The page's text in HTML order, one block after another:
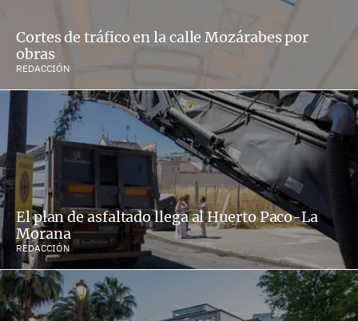
Cortes de tráfico en la calle Mozárabes por
obras
REDACCIÓN
El plan de asfaltado llega al Huerto Paco-La
Morana
REDACCIÓN